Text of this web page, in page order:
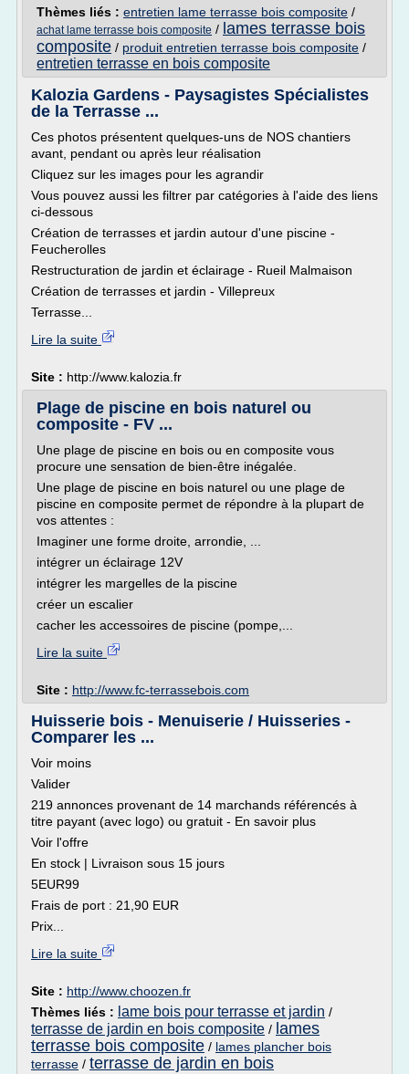
Thèmes liés : entretien lame terrasse bois composite /
achat lame terrasse bois composite / lames terrasse bois
composite / produit entretien terrasse bois composite /
entretien terrasse en bois composite
Kalozia Gardens - Paysagistes Spécialistes
de la Terrasse ...
Ces photos présentent quelques-uns de NOS chantiers
avant, pendant ou après leur réalisation
Cliquez sur les images pour les agrandir
Vous pouvez aussi les filtrer par catégories à l'aide des liens
ci-dessous
Création de terrasses et jardin autour d'une piscine -
Feucherolles
Restructuration de jardin et éclairage - Rueil Malmaison
Création de terrasses et jardin - Villepreux
Terrasse...
Lire la suite
Site : http://www.kalozia.fr
Plage de piscine en bois naturel ou
composite - FV ...
Une plage de piscine en bois ou en composite vous
procure une sensation de bien-être inégalée.
Une plage de piscine en bois naturel ou une plage de
piscine en composite permet de répondre à la plupart de
vos attentes :
Imaginer une forme droite, arrondie, ...
intégrer un éclairage 12V
intégrer les margelles de la piscine
créer un escalier
cacher les accessoires de piscine (pompe,...
Lire la suite
Site : http://www.fc-terrassebois.com
Huisserie bois - Menuiserie / Huisseries -
Comparer les ...
Voir moins
Valider
219 annonces provenant de 14 marchands référencés à
titre payant (avec logo) ou gratuit - En savoir plus
Voir l'offre
En stock | Livraison sous 15 jours
5EUR99
Frais de port : 21,90 EUR
Prix...
Lire la suite
Site : http://www.choozen.fr
Thèmes liés : lame bois pour terrasse et jardin /
terrasse de jardin en bois composite / lames
terrasse bois composite / lames plancher bois
terrasse / terrasse de jardin en bois